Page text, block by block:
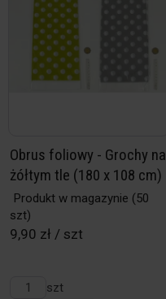
Obrus foliowy - Grochy na
żółtym tle (180 x 108 cm)
Produkt w magazynie (50
szt)
9,90 zł / szt
szt